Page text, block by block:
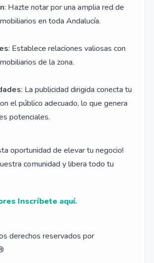
: Hazte notar por una amplia red de
en toda Andalucía.
: Establece relaciones valiosas con
de la zona.
: La publicidad dirigida conecta tu
el público adecuado, lo que genera
potenciales.
oportunidad de elevar tu negocio!
comunidad y libera todo tu
Inscríbete aquí.
derechos reservados por